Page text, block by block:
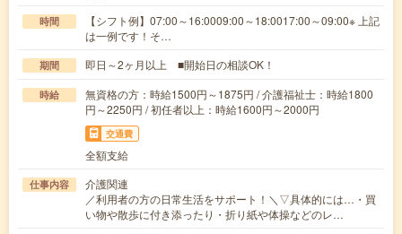
時間
【シフト例】07:00～16:0009:00～18:0017:00～09:00※ 上記
は一例です！そ…
期間 即日～2ヶ月以上 ■開始日の相談OK！
時給
無資格の方：時給1500円～1875円 / 介護福祉士：時給1800
円～2250円 / 初任者以上：時給1600円～2000円
交通費
全額支給
仕事内容
介護関連
／利用者の方の日常生活をサポート！＼▽具体的には…・買
い物や散歩に付き添ったり・折り紙や体操などのレ…